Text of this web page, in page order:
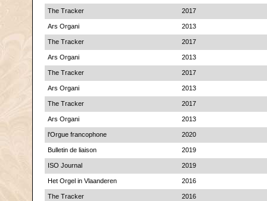
The Tracker 2017
Ars Organi 2013
The Tracker 2017
Ars Organi 2013
The Tracker 2017
Ars Organi 2013
The Tracker 2017
Ars Organi 2013
l'Orgue francophone 2020
Bulletin de liaison 2019
ISO Journal 2019
Het Orgel in Vlaanderen 2016
The Tracker 2016